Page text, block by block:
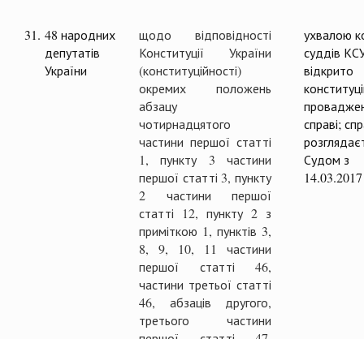
31. 48 народних
депутатів
України
щодо відповідності
Конституції України
(конституційності)
окремих положень
абзацу
чотирнадцятого
частини першої статті
1, пункту 3 частини
першої статті 3, пункту
2 частини першої
статті 12, пункту 2 з
приміткою 1, пунктів 3,
8, 9, 10, 11 частини
першої статті 46,
частини третьої статті
46, абзаців другого,
третього частини
ухвалою
суддів
відкрито
справі;
Судом з
14.03.2017